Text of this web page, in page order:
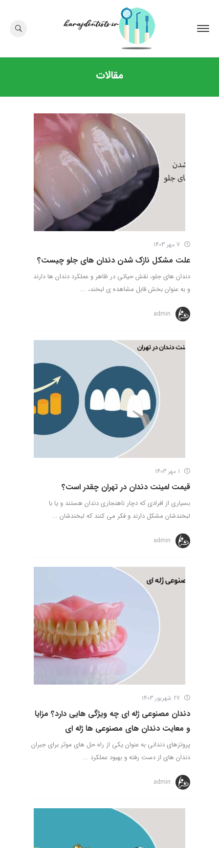
مقالات
علت مشکل نازک شدن دندان های جلو چیست؟
دندان های جلو، نقش حیاتی در ظاهر و عملکرد دندان ها دارند
و به عنوان بخش قابل مشاهده ی لبخند، ...
admin
قیمت لمینت دندان در تهران چقدر است؟
بسیاری از افرادی که دچار ناهنجاری دندان هستند و یا با
لبخندشان مشکل دارند و فکر می کنند که لبخندشان ...
admin
دندان مصنوعی ژله ای چه ویژگی هایی دارد؟ مزایا
و معایت دندان های مصنوعی ها ژله ای
پروتزهای دندانی به عنوان یکی از راه حل های موثر برای جبران
دندان های از دست رفته و بهبود عملکرد ...
admin